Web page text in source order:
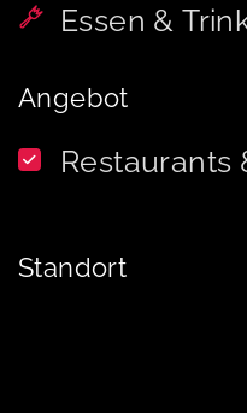
Essen &
Angebot
Restaurants
Standort